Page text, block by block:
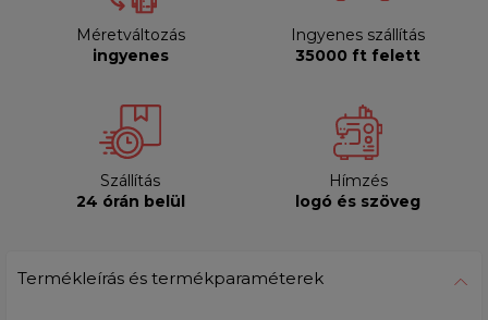
Méretváltozás
ingyenes
Ingyenes szállítás
35000 ft felett
Szállítás
24 órán belül
Hímzés
logó és szöveg
Termékleírás és termékparaméterek